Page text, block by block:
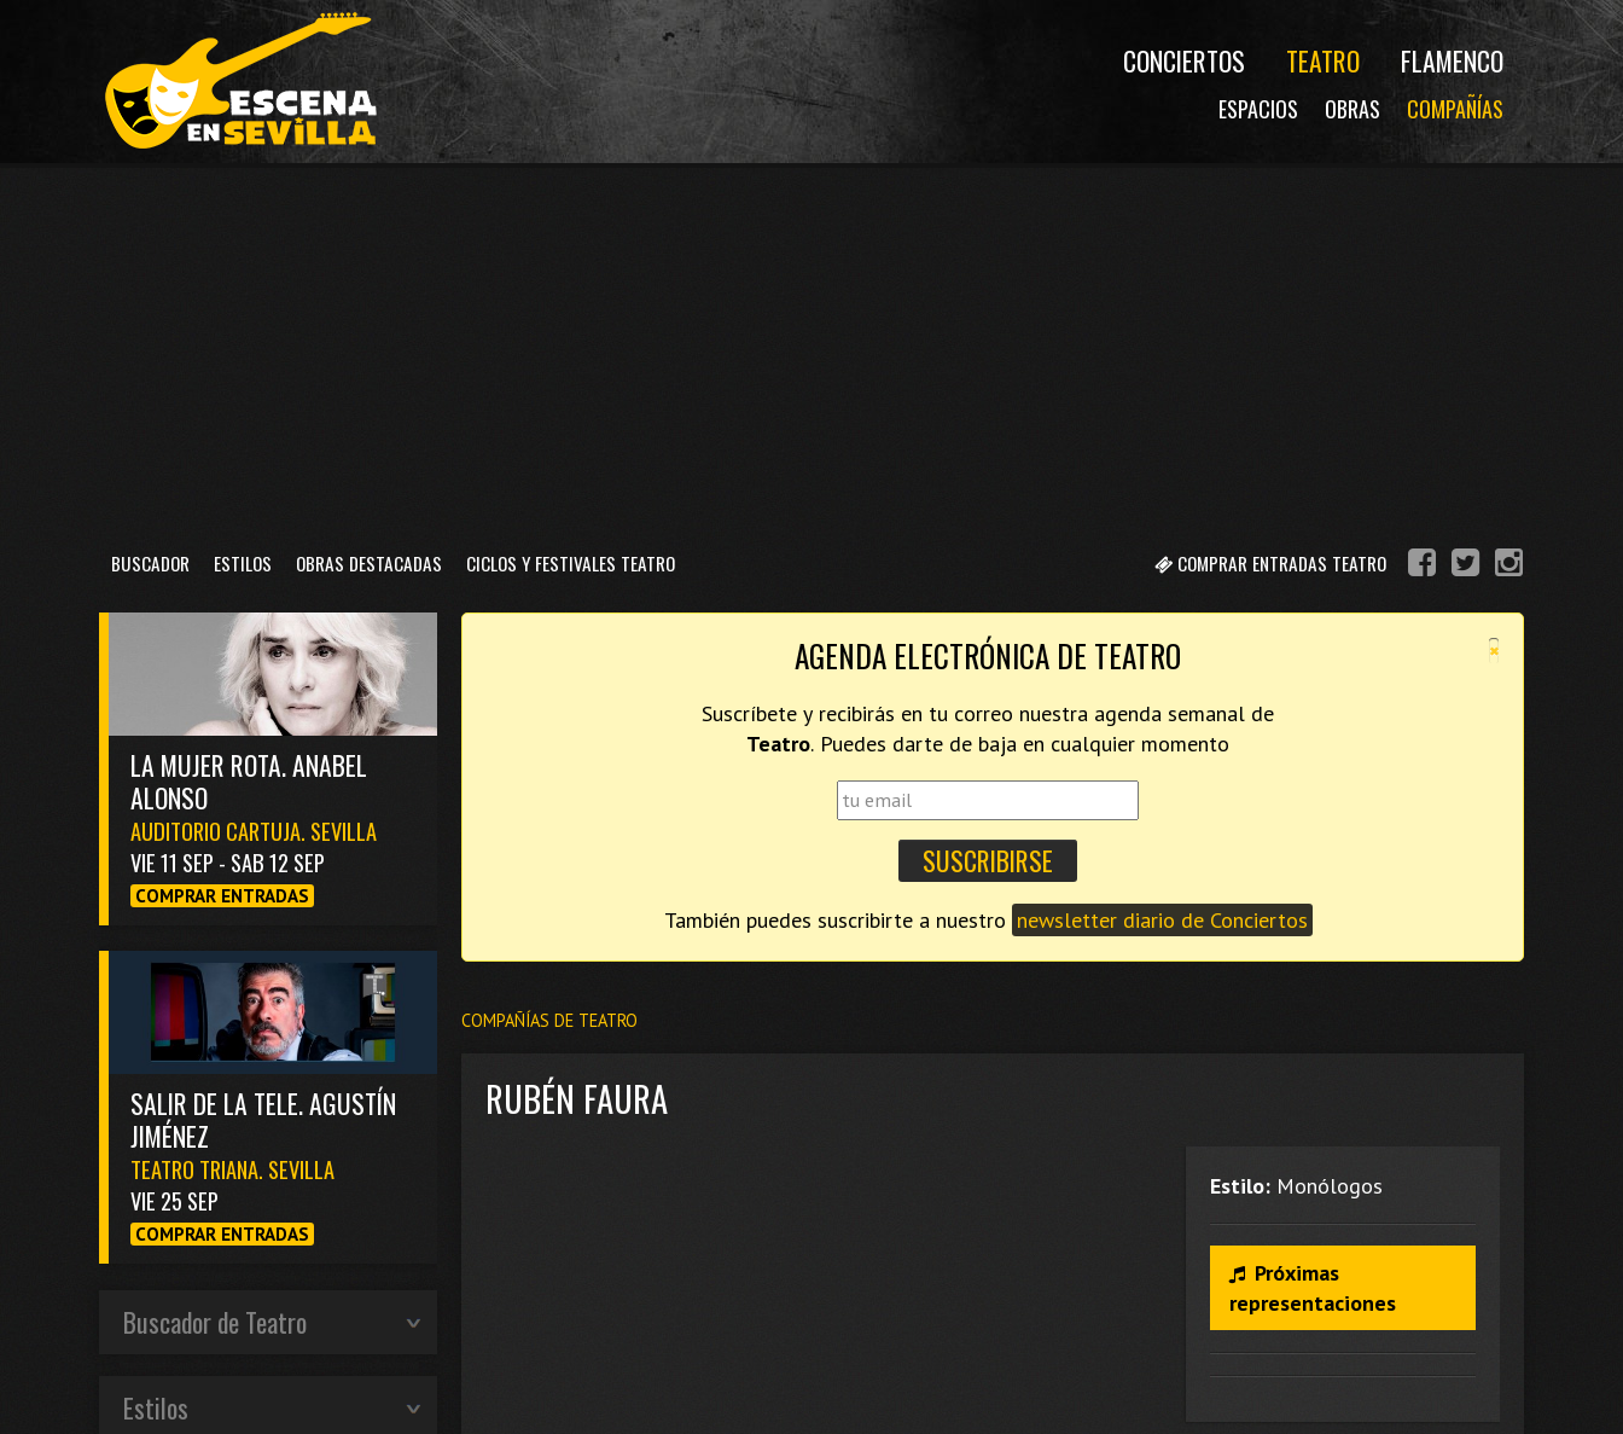
CONCIERTOS TEATRO FLAMENCO
ESPACIOS OBRAS COMPAÑÍAS
COMPRAR ENTRADAS TEATRO
BUSCADOR ESTILOS OBRAS DESTACADAS CICLOS Y FESTIVALES TEATRO
×
AGENDA ELECTRÓNICA DE TEATRO
Suscríbete y recibirás en tu correo nuestra agenda semanal de
Teatro. Puedes darte de baja en cualquier momento
También puedes suscribirte a nuestro newsletter diario de Conciertos
COMPAÑÍAS DE TEATRO
RUBÉN FAURA
Estilo: Monólogos
Próximas
representaciones
LA MUJER ROTA. ANABEL
ALONSO
AUDITORIO CARTUJA. SEVILLA
VIE 11 SEP - SAB 12 SEP
COMPRAR ENTRADAS
SALIR DE LA TELE. AGUSTÍN
JIMÉNEZ
TEATRO TRIANA. SEVILLA
VIE 25 SEP
COMPRAR ENTRADAS
Buscador de Teatro
Estilos